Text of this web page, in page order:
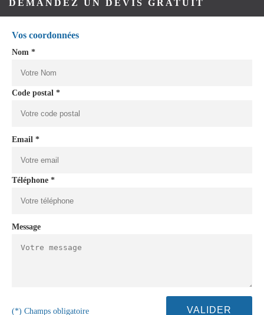
DEMANDEZ UN DEVIS GRATUIT
Vos coordonnées
Nom *
Code postal *
Email *
Téléphone *
Message
(*) Champs obligatoire